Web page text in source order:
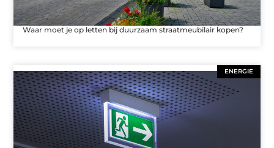
Waar moet je op letten bij duurzaam straatmeubilair kopen?
ENERGIE